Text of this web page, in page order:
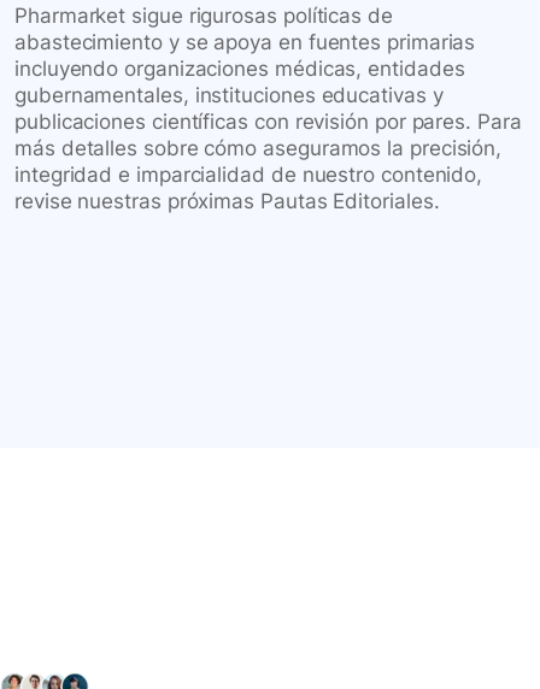
Pharmarket sigue rigurosas políticas de
abastecimiento y se apoya en fuentes primarias
incluyendo organizaciones médicas, entidades
gubernamentales, instituciones educativas y
publicaciones científicas con revisión por pares. Para
más detalles sobre cómo aseguramos la precisión,
integridad e imparcialidad de nuestro contenido,
revise nuestras próximas Pautas Editoriales.